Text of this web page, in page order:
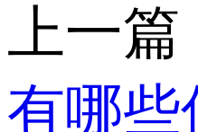
上一篇
有哪些